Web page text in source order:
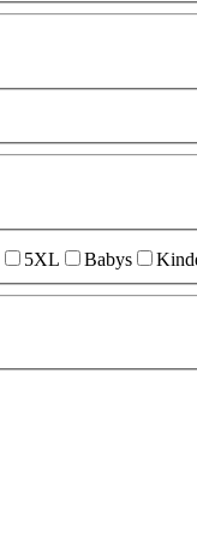
5XL Babys